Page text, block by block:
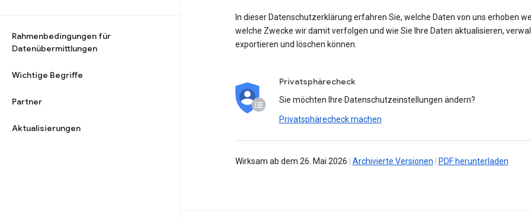
Rahmenbedingungen für
Datenübermittlungen
Wichtige Begriffe
Partner
Aktualisierungen
In dieser Datenschutzerklärung erfahren Sie, welche Daten von uns erhoben
welche Zwecke wir damit verfolgen und wie Sie Ihre Daten aktualisieren,
exportieren und löschen können.
Privatsphärecheck
Sie möchten Ihre Datenschutzeinstellungen ändern?
Privatsphärecheck machen
Wirksam ab dem 26. Mai 2026 Archivierte Versionen PDF herunterladen